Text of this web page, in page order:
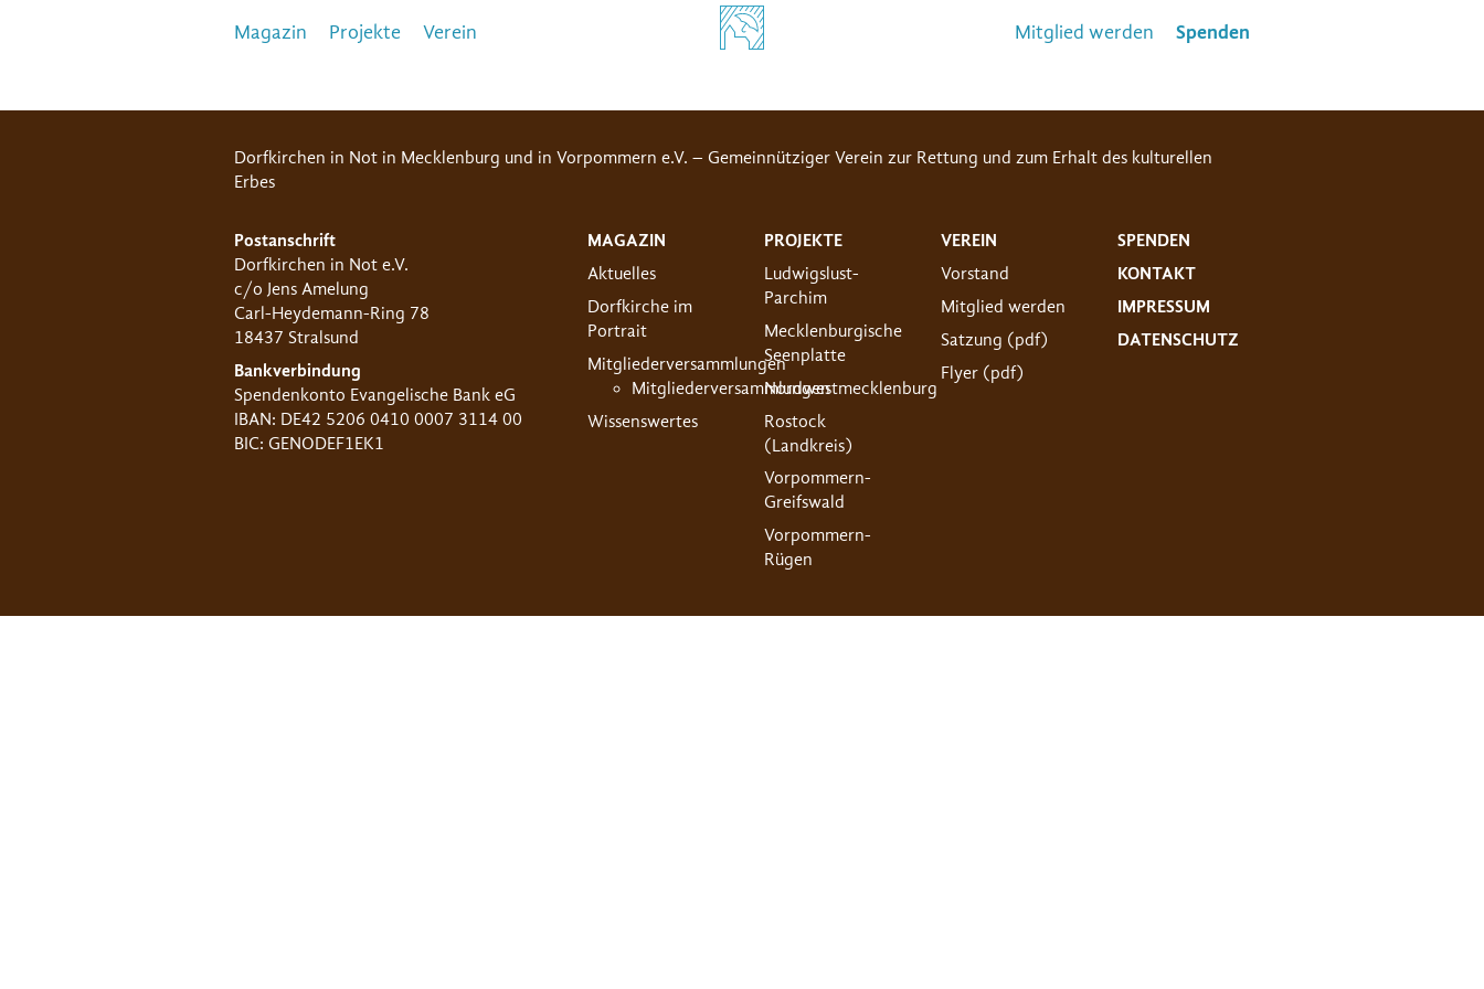
Magazin Projekte Verein Mitglied werden Spenden
Dorfkirchen in Not in Mecklenburg und in Vorpommern e.V. – Gemeinnütziger Verein zur Rettung und zum Erhalt des kulturellen
Erbes
Postanschrift
Dorfkirchen in Not e.V.
c/o Jens Amelung
Carl-Heydemann-Ring 78
18437 Stralsund
Bankverbindung
Spendenkonto Evangelische Bank eG
IBAN: DE42 5206 0410 0007 3114 00
BIC: GENODEF1EK1
MAGAZIN
Aktuelles
Dorfkirche im
Portrait
Mitgliederversammlungen
Mitgliederversammlungen
Wissenswertes
PROJEKTE
Ludwigslust-
Parchim
Mecklenburgische
Seenplatte
Nordwestmecklenburg
Rostock
(Landkreis)
Vorpommern-
Greifswald
Vorpommern-
Rügen
VEREIN
Vorstand
Mitglied werden
Satzung (pdf)
Flyer (pdf)
SPENDEN
KONTAKT
IMPRESSUM
DATENSCHUTZ